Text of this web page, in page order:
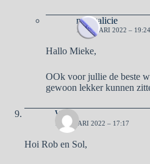
naargalicie
1 JANUARI 2022 – 19:24
Hallo Mieke,
OOk voor jullie de beste
gewoon lekker kunnen
Willy
1 JANUARI 2022 – 17:17
Hoi Rob en Sol,